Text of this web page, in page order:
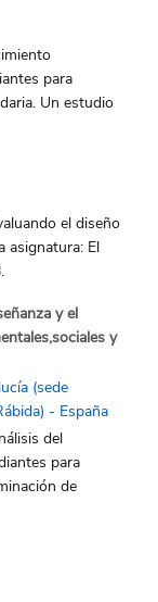
para
Un estudio
el diseño
asignatura: El
y el
y
(sede
- España
del
para
de